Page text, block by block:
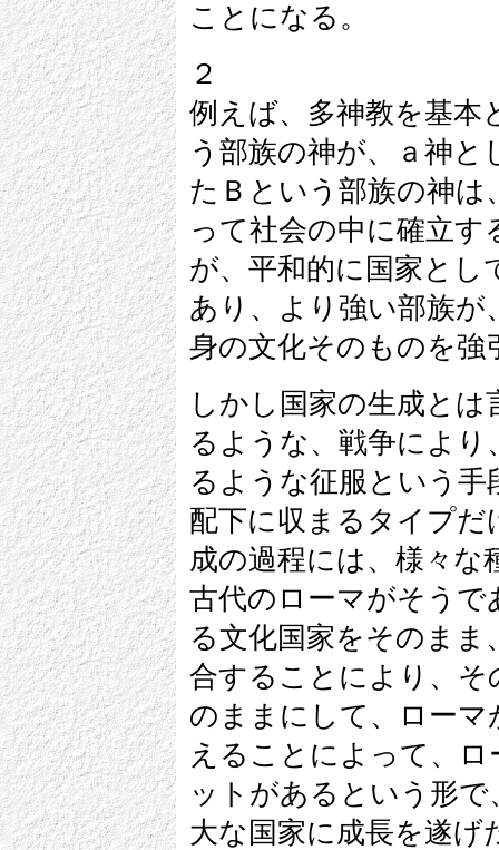
ことになる。
２
例えば、多神教を基本
う部族の神が、ａ神
たＢという部族の神は
って社会の中に確立
が、平和的に国家とし
あり、より強い部族が
身の文化そのものを
しかし国家の生成と
るような、戦争によ
るような征服という手
配下に収まるタイプ
成の過程には、様々
古代のローマがそう
る文化国家をそのま
合することにより、そ
のままにして、ロー
えることによって、
ットがあるという形
大な国家に成長を遂げ